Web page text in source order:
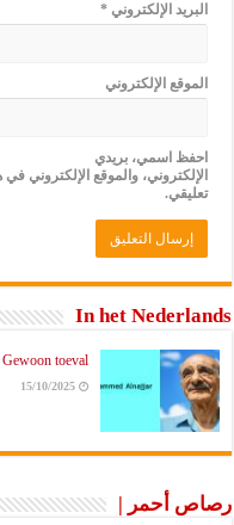
البريد الإلكتروني*
الموقع الإلكتروني
احفظ اسمي، بريدي
الإلكتروني، والموقع الإلكتروني
تعليقي.
In het Nederlands
Gewoon toeval
15/10/2025
رصاص أحمر |